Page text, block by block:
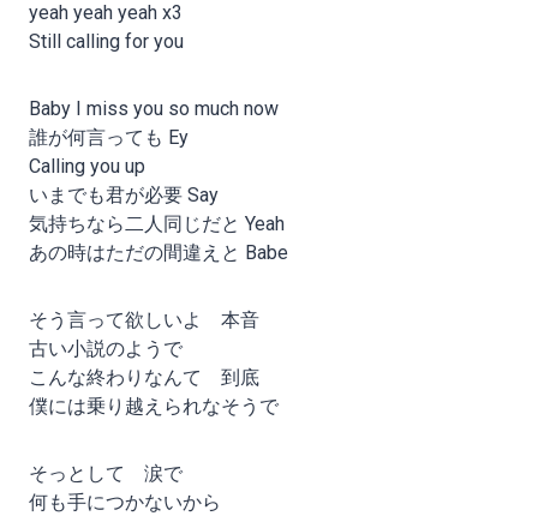
yeah yeah yeah x3
Still calling for you
Baby I miss you so much now
誰が何言っても Ey
Calling you up
いまでも君が必要 Say
気持ちなら二人同じだと Yeah
あの時はただの間違えと Babe
そう言って欲しいよ 本音
古い小説のようで
こんな終わりなんて 到底
僕には乗り越えられなそうで
そっとして 涙で
何も手につかないから